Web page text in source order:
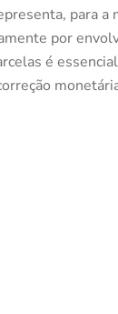
para a
por
é